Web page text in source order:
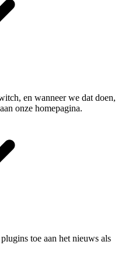
en wanneer we dat doen,
onze homepagina.
toe aan het nieuws als